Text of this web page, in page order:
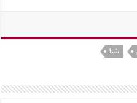
شنا